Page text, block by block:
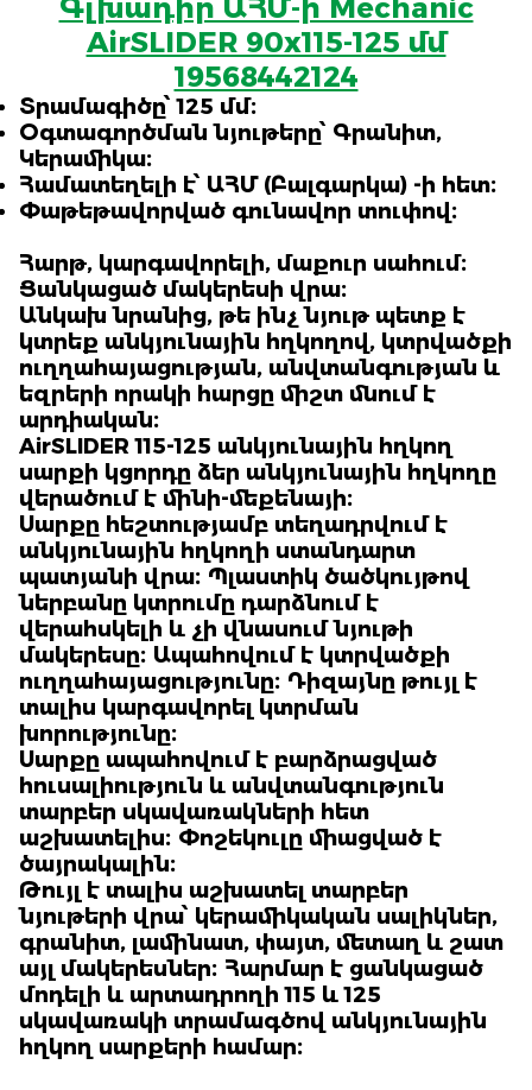
Գլխադիր ԱՀՄ-ի Mechanic
AirSLIDER 90x115-125 մմ
19568442124
Տրամագիծը՝ 125 մմ։
Օգտագործման նյութերը՝ Գրանիտ,
Կերամիկա։
Համատեղելի է՝ ԱՀՄ (Բալգարկա) -ի հետ։
Փաթեթավորված գունավոր տուփով։
Հարթ, կարգավորելի, մաքուր սահում։
Ցանկացած մակերեսի վրա։
Անկախ նրանից, թե ինչ նյութ պետք է
կտրեք անկյունային հղկողով, կտրվածքի
ուղղահայացության, անվտանգության և
եզրերի որակի հարցը միշտ մնում է
արդիական։
AirSLIDER 115-125 անկյունային հղկող
սարքի կցորդը ձեր անկյունային հղկողը
վերածում է մինի-մեքենայի։
Սարքը հեշտությամբ տեղադրվում է
անկյունային հղկողի ստանդարտ
պատյանի վրա։ Պլաստիկ ծածկույթով
ներբանը կտրումը դարձնում է
վերահսկելի և չի վնասում նյութի
մակերեսը։ Ապահովում է կտրվածքի
ուղղահայացությունը։ Դիզայնը թույլ է
տալիս կարգավորել կտրման
խորությունը։
Սարքը ապահովում է բարձրացված
հուսալիություն և անվտանգություն
տարբեր սկավառակների հետ
աշխատելիս։ Փոշեկուլը միացված է
ծայրակալին։
Թույլ է տալիս աշխատել տարբեր
նյութերի վրա՝ կերամիկական սալիկներ,
գրանիտ, լամինատ, փայտ, մետաղ և շատ
այլ մակերեսներ։ Հարմար է ցանկացած
մոդելի և արտադրողի 115 և 125
սկավառակի տրամագծով անկյունային
հղկող սարքերի համար։